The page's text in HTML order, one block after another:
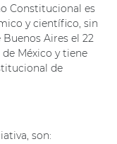
Constitucional es
y científico, sin
Aires el 22
de México y tiene
de
son: